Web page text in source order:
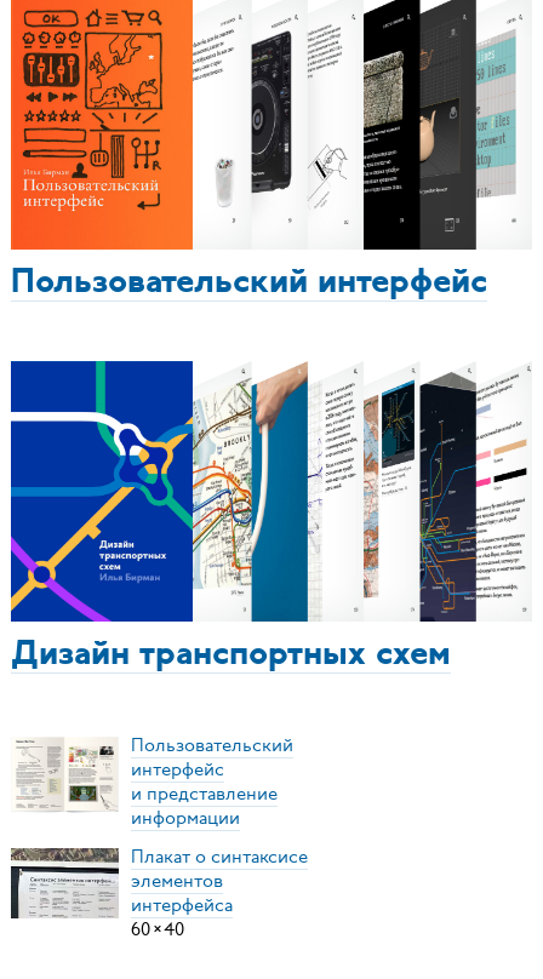
Пользовательский интерфейс
Дизайн транспортных схем
Пользовательский
интерфейс
и представление
информации
Плакат о синтаксисе
элементов
интерфейса
60×40